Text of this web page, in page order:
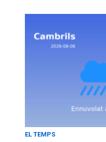
EL TEMPS